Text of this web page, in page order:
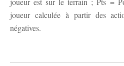
joueur calculée à partir des
négatives.